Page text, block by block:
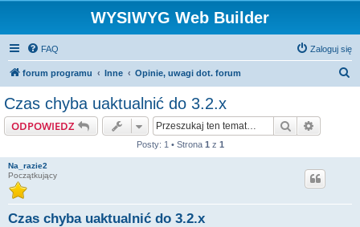
WYSIWYG Web Builder
FAQ Zaloguj się
forum programu Inne Opinie, uwagi dot. forum
Czas chyba uaktualnić do 3.2.x
ODPOWIEDZ Szukaj
Posty: 1 • Strona 1 z 1
Na_razie2
Początkujący
Czas chyba uaktualnić do 3.2.x